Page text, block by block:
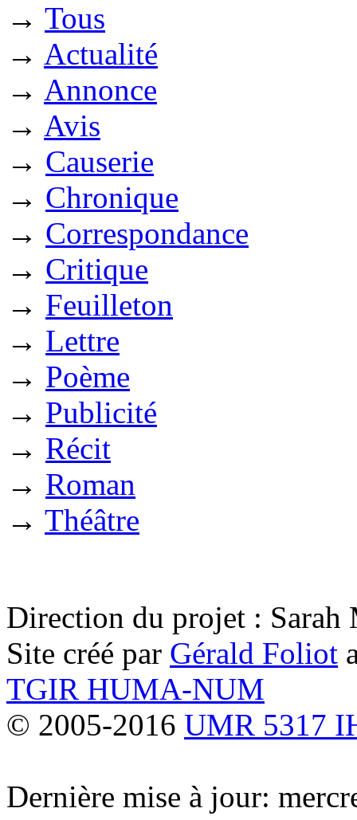
→ Tous
→ Actualité
→ Annonce
→ Avis
→ Causerie
→ Chronique
→ Correspondance
→ Critique
→ Feuilleton
→ Lettre
→ Poème
→ Publicité
→ Récit
→ Roman
→ Théâtre
Direction du projet : Sarah
Site créé par Gérald Foliot
TGIR HUMA-NUM
© 2005-2016 UMR 5317
Dernière mise à jour: